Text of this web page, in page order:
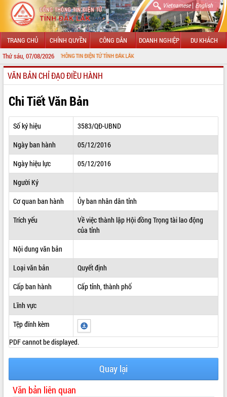
Vietnamese| English
TRANG CHỦ CHÍNH QUYỀN CÔNG DÂN DOANH NGHIỆP DU KHÁCH
Thứ sáu, 07/08/2026
VỚI CỔNG THÔNG TIN ĐIỆN TỬ TỈNH ĐẮK LẮK
GIỚI THIỆU
LÃNH ĐẠO UBND TỈNH
TIN TỨC SỰ KIỆN
SỞ, BAN, NGÀNH
THÔNG TIN CHỈ ĐẠO ĐIỀU HÀNH
HỆ THỐNG VĂN BẢN
VĂN BẢN HĐND TỈNH
ĐIỂM TIN VĂN BẢN
VĂN BẢN CHỈ ĐẠO ĐIỀU HÀNH
Chi Tiết Văn Bản
Số ký hiệu
3583/QĐ-UBND
Ngày ban hành
05/12/2016
Ngày hiệu lực
05/12/2016
Người Ký
Cơ quan ban hành
Ủy ban nhân dân tỉnh
Trích yếu
Về việc thành lập Hội đồng Trọng tài lao động
của tỉnh
Nội dung văn bản
Loại văn bản
Quyết định
Cấp ban hành
Cấp tỉnh, thành phố
Lĩnh vực
Tệp đính kèm
PDF cannot be displayed.
Quay lại
Văn bản liên quan